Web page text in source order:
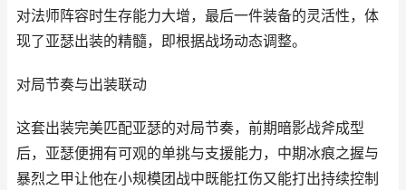
对法师阵容时生存能力大增，最后一件装备的灵活性，体
现了亚瑟出装的精髓，即根据战场动态调整。
对局节奏与出装联动
这套出装完美匹配亚瑟的对局节奏，前期暗影战斧成型
后，亚瑟便拥有可观的单挑与支援能力，中期冰痕之握与
暴烈之甲让他在小规模团战中既能扛伤又能打出持续控制